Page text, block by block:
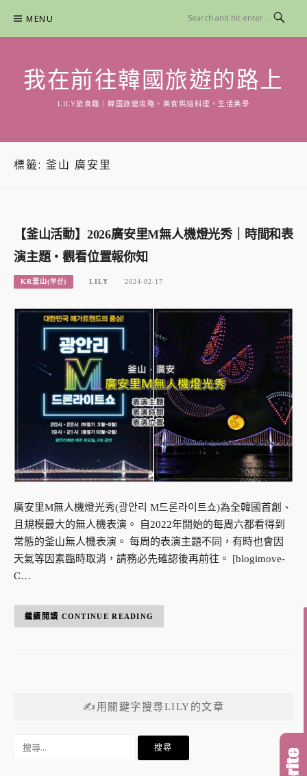
content
MENU
我在前往韓國旅遊的路上
LILY旅食趣｜韓國旅遊攻略。美食烘焙料理。生活美學
標籤: 釜山 廣安里
【釜山活動】2026廣安里M無人機燈光秀｜時間和表
演主題・觀看位置報你知
KR釜山(부산) LILY 2024-02-17
廣安里M無人機燈光秀(광안리 M드론라이트쇼)為全韓國首創、
且規模最大的無人機表演。 自2022年開始的每周六都看得到
常態的釜山無人機表演。 每周的表演主題不同，有時也會因
天氣等因素臨時取消，請務必先確認後再前往。 [blogimove-
C…
CONTINUE READING
✍用關鍵字搜尋LILY的文章